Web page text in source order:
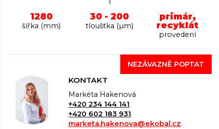
1280
šířka (mm)
30 - 200
tloušťka (µm)
primár,
recyklát
provedení
NEZÁVAZNĚ POPTAT
KONTAKT
Markéta Hakenová
+420 234 144 141
+420 602 183 931
marketa.hakenova@ekobal.cz